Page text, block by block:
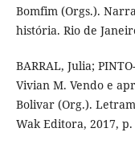
Bomfim (Orgs.).
história. Rio de
BARRAL, Julia;
Vivian M. Vendo e
Bolivar (Org.).
Wak Editora, 2017, p.